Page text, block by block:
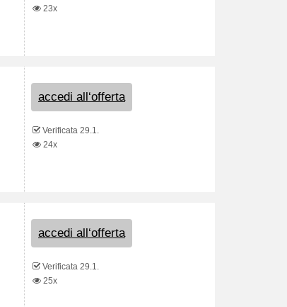
23x
accedi all‘offerta
Verificata 29.1.
24x
accedi all‘offerta
Verificata 29.1.
25x